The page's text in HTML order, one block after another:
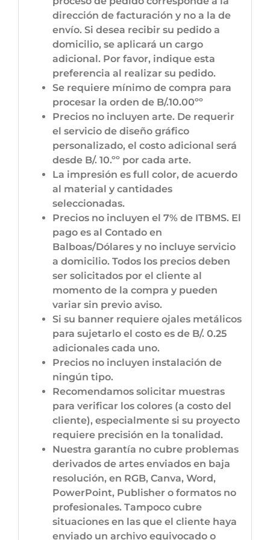
dirección de facturación y no a la de
envío. Si desea recibir su pedido a
domicilio, se aplicará un cargo
adicional. Por favor, indique esta
preferencia al realizar su pedido.
Se requiere mínimo de compra para
procesar la orden de B/.10.00ºº
Precios no incluyen arte. De requerir
el servicio de diseño gráfico
personalizado, el costo adicional será
desde B/. 10.ºº por cada arte.
La impresión es full color, de acuerdo
al material y cantidades
seleccionadas.
Precios no incluyen el 7% de ITBMS. El
pago es al Contado en
Balboas/Dólares y no incluye servicio
a domicilio. Todos los precios deben
ser solicitados por el cliente al
momento de la compra y pueden
variar sin previo aviso.
Si su banner requiere ojales metálicos
para sujetarlo el costo es de B/. 0.25
adicionales cada uno.
Precios no incluyen instalación de
ningún tipo.
Recomendamos solicitar muestras
para verificar los colores (a costo del
cliente), especialmente si su proyecto
requiere precisión en la tonalidad.
Nuestra garantía no cubre problemas
derivados de artes enviados en baja
resolución, en RGB, Canva, Word,
PowerPoint, Publisher o formatos no
profesionales. Tampoco cubre
situaciones en las que el cliente haya
enviado un archivo equivocado o